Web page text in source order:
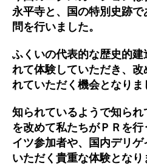
永平寺と、国の特別史跡
問を行いました。
ふくいの代表的な歴史的
れて体験していただき、
れていただく機会となりま
知られているようで知ら
を改めて私たちがＰＲを
イツ参加者や、国内デリ
いただく貴重な体験となり